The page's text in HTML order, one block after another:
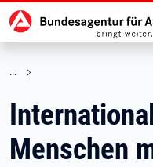
zu den Hauptinhalten
Menschen